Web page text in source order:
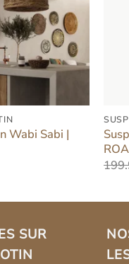
Wabi Sabi |
SUR